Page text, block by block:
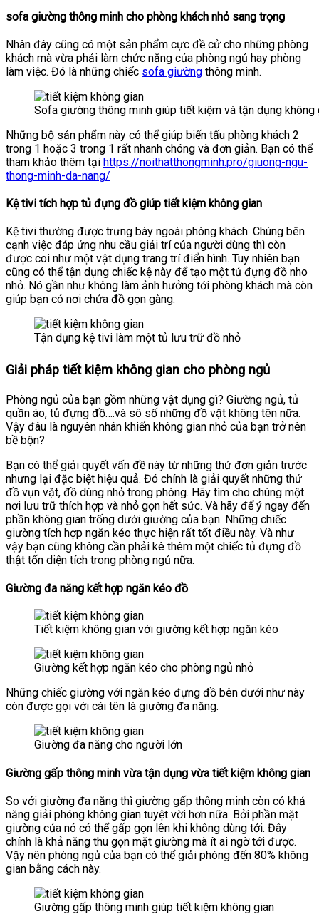
sofa giường thông minh cho phòng khách nhỏ sang trọng
Nhân đây cũng có một sản phẩm cực đề cử cho những phòng
khách mà vừa phải làm chức năng của phòng ngủ hay phòng
làm việc. Đó là những chiếc sofa giường thông minh.
Sofa giường thông minh giúp tiết kiệm và tận dụng không
Những bộ sản phẩm này có thể giúp biến tấu phòng khách 2
trong 1 hoặc 3 trong 1 rất nhanh chóng và đơn giản. Bạn có thể
tham khảo thêm tại https://noithatthongminh.pro/giuong-ngu-
thong-minh-da-nang/
Kệ tivi tích hợp tủ đựng đồ giúp tiết kiệm không gian
Kệ tivi thường được trưng bày ngoài phòng khách. Chúng bên
cạnh việc đáp ứng nhu cầu giải trí của người dùng thì còn
được coi như một vật dụng trang trí điển hình. Tuy nhiên bạn
cũng có thể tận dụng chiếc kệ này để tạo một tủ đựng đồ nho
nhỏ. Nó gần như không làm ảnh hưởng tới phòng khách mà còn
giúp bạn có nơi chứa đồ gọn gàng.
Tận dụng kệ tivi làm một tủ lưu trữ đồ nhỏ
Giải pháp tiết kiệm không gian cho phòng ngủ
Phòng ngủ của bạn gồm những vật dụng gì? Giường ngủ, tủ
quần áo, tủ đựng đồ….và sô số những đồ vật không tên nữa.
Vậy đâu là nguyên nhân khiến không gian nhỏ của bạn trở nên
bề bộn?
Bạn có thể giải quyết vấn đề này từ những thứ đơn giản trước
nhưng lại đặc biệt hiệu quả. Đó chính là giải quyết những thứ
đồ vụn vặt, đồ dùng nhỏ trong phòng. Hãy tìm cho chúng một
nơi lưu trữ thích hợp và nhỏ gọn hết sức. Và hãy để ý ngay đến
phần không gian trống dưới giường của bạn. Những chiếc
giường tích hợp ngăn kéo thực hiện rất tốt điều này. Và như
vậy bạn cũng không cần phải kê thêm một chiếc tủ đựng đồ
thật tốn diện tích trong phòng ngủ nữa.
Giường đa năng kết hợp ngăn kéo đồ
Tiết kiệm không gian với giường kết hợp ngăn kéo
Giường kết hợp ngăn kéo cho phòng ngủ nhỏ
Những chiếc giường với ngăn kéo đựng đồ bên dưới như này
còn được gọi với cái tên là giường đa năng.
Giường đa năng cho người lớn
Giường gấp thông minh vừa tận dụng vừa tiết kiệm không gian
So với giường đa năng thì giường gấp thông minh còn có khả
năng giải phóng không gian tuyệt vời hơn nữa. Bởi phần mặt
giường của nó có thể gấp gọn lên khi không dùng tới. Đây
chính là khả năng thu gọn mặt giường mà ít ai ngờ tới được.
Vậy nên phòng ngủ của bạn có thể giải phóng đến 80% không
gian bằng cách này.
Giường gấp thông minh giúp tiết kiệm không gian